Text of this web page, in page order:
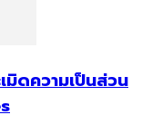
ดความเป็นส่วน